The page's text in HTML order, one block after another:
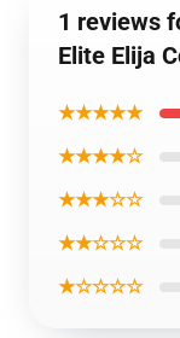
1 reviews
Elite Elija
★★★★★
★★★★☆
★★★☆☆
★★☆☆☆
★☆☆☆☆